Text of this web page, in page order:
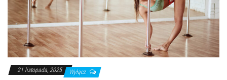
21 listopada, 2025 Wyłącz